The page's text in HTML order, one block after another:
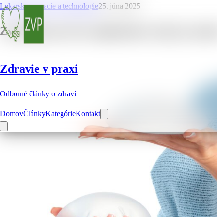
Zdravie v praxi
Odborné články o zdraví
DomovČlánkyKategórieKontakt
Lekarske inovacie a technologie25. júna 2025
Zväčšenie pŕs bez implantátov (nie) je